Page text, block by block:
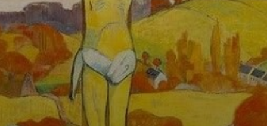
início do
movimento
simbolista na
França.